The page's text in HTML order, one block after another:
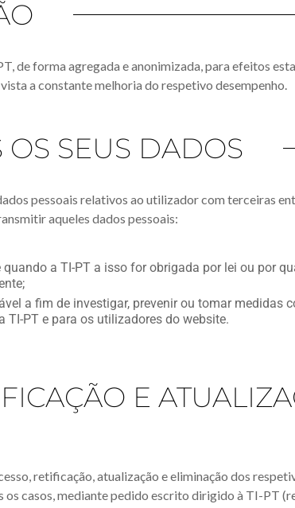
de forma agregada e anonimizada, para efeitos
a constante melhoria do respetivo desempenho.
SEUS DADOS
pessoais relativos ao utilizador com terceiras
aqueles dados pessoais:
a TI-PT a isso for obrigada por lei ou por
a fim de investigar, prevenir ou tomar medidas
PT e para os utilizadores do website.
E
retificação, atualização e eliminação dos
casos, mediante pedido escrito dirigido à TI-PT